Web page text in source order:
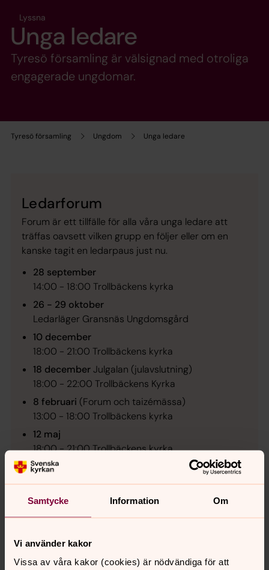
Samtycke Information Om
Vi använder kakor
Vissa av våra kakor (cookies) är nödvändiga för att
Tyresö församling Ungdom Unga ledare
Lyssna
Unga ledare
Tyresö församling är välsignad med otroliga
engagerade ungdomar.
Ledarforum
Forum är ett tillfälle för alla våra unga ledare att
träffas oavsett vilken grupp en följer eller om en
kanske tagit en ledarpaus just nu.
28 september
14:00 - 18:00 Trollbäckens kyrka
26 - 29 oktober
Ledarläger Gransnäs Ungdomsgård
10 december
18:00 - 21:00 Trollbäckens kyrka
18 decemberJulgalan (julavslutning)
18:00 - 22:00 Trollbäckens Kyrka
8 februari (Forum och taizémässa)
13:00 - 18:00 Trollbäckens kyrka
12 maj
18:00 - 21:00 Trollbäckens kyrka